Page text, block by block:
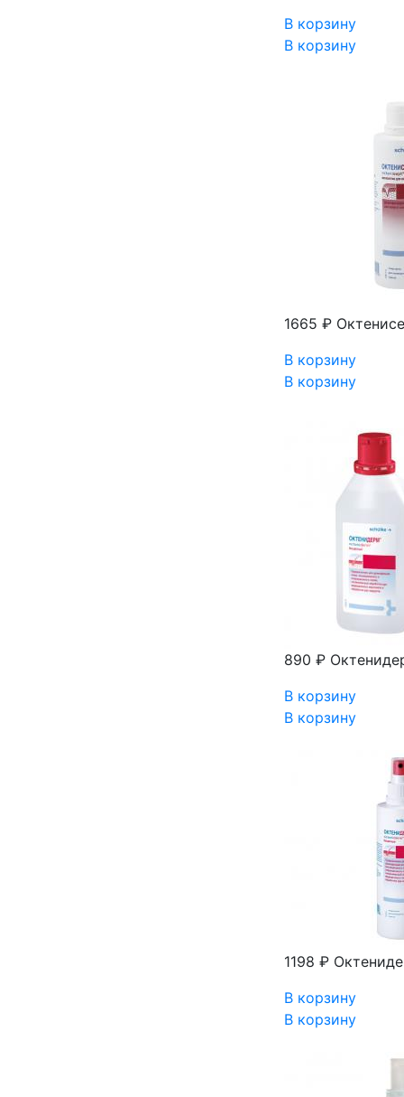
В корзину
В корзину
1665 ₽
В корзину
В корзину
890 ₽
В корзину
В корзину
1198 ₽
В корзину
В корзину